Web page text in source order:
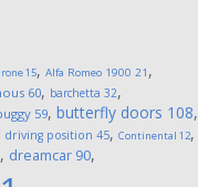
15, Alfa Romeo 1900 21 ,
60, barchetta 32,
59, butterfly doors 108,
driving position 45, Continental 12,
, dreamcar 90,